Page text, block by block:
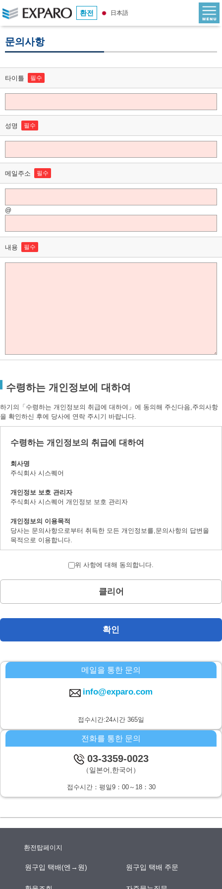
환전 日本語
문의사항
타이틀 필수
성명 필수
메일주소 필수
@
내용 필수
수령하는 개인정보에 대하여
하기의「수령하는 개인정보의 취급에 대하여」에 동의해 주신다음,주의사항
을 확인하신 후에 당사에 연락 주시기 바랍니다.
수령하는 개인정보의 취급에 대하여
회사명
주식회사 시스퀘어
개인정보 보호 관리자
주식회사 시스퀘어 개인정보 보호 관리자
개인정보의 이용목적
당사는 문의사항으로부터 취득한 모든 개인정보를,문의사항의 답변을
목적으로 이용합니다.
취득한 개인정보는 법률상에서 허가받은 경우를 제하고서,본인의 양해
를 구하지 않은채로 제삼자에 제공하지 않습니다.
계시 대상 개인정보의 계시 및 문의사항 창구에 대하여
본인으로부터의 요청에 의하여,당사가 보유하는 계시대상 개인정보의
주식회사 시스퀘어 개인정보 문의창구
E-MAIL：info@c-square.co.jp
개인정보를 입력하는데에 앞서서 주의사항
되지않을 경우가 있습니다.
쿠키나 web표시등을 통하여,본인이 쉽사리 인식하지 못하는 방법을 통
한 개인정보의 습득은 하지 않습니다.
위 사항에 대해 동의합니다.
클리어
확인
메일을 통한 문의
info@exparo.com
접수시간:24시간 365일
전화를 통한 문의
03-3359-0023
（일본어,한국어）
접수시간：평일9：00～18：30
환전탑페이지
원구입 택배(엔→원) 원구입 택배 주문